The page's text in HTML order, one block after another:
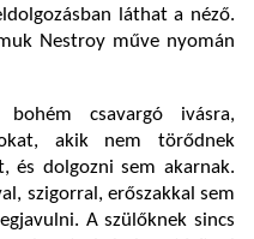
láthat a néző.
Nestroy műve nyomán
bohém csavargó ivásra,
akik nem törődnek
és dolgozni sem akarnak.
szigorral, erőszakkal sem
A szülőknek sincs